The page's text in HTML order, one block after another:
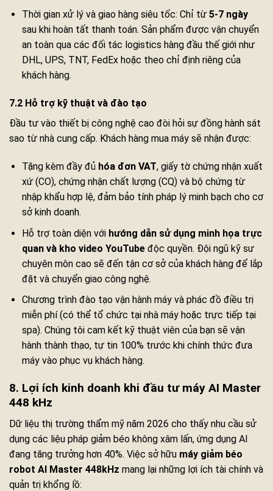
Thời gian xử lý và giao hàng siêu tốc: Chỉ từ 5‑7 ngày
sau khi hoàn tất thanh toán. Sản phẩm được vận chuyển
an toàn qua các đối tác logistics hàng đầu thế giới như
DHL, UPS, TNT, FedEx hoặc theo chỉ định riêng của
khách hàng.
7.2 Hỗ trợ kỹ thuật và đào tạo
Đầu tư vào thiết bị công nghệ cao đòi hỏi sự đồng hành sát
sao từ nhà cung cấp. Khách hàng mua máy sẽ nhận được:
Tặng kèm đầy đủ hóa đơn VAT, giấy tờ chứng nhận xuất
xứ (CO), chứng nhận chất lượng (CQ) và bộ chứng từ
nhập khẩu hợp lệ, đảm bảo tính pháp lý minh bạch cho cơ
sở kinh doanh.
Hỗ trợ toàn diện với hướng dẫn sử dụng minh họa trực
quan và kho video YouTubeđộc quyền. Đội ngũ kỹ sư
chuyên môn cao sẽ đến tận cơ sở của khách hàng để lắp
đặt và chuyển giao công nghệ.
Chương trình đào tạo vận hành máy và phác đồ điều trị
miễn phí (có thể tổ chức tại nhà máy hoặc trực tiếp tại
spa). Chúng tôi cam kết kỹ thuật viên của bạn sẽ vận
hành thành thạo, tự tin 100% trước khi chính thức đưa
máy vào phục vụ khách hàng.
8. Lợi ích kinh doanh khi đầu tư máy AI Master
448 kHz
Dữ liệu thị trường thẩm mỹ năm 2026 cho thấy nhu cầu sử
dụng các liệu pháp giảm béo không xâm lấn, ứng dụng AI
đang tăng trưởng hơn 40%. Việc sở hữu máy giảm béo
robot AI Master 448kHz mang lại những lợi ích tài chính và
quản trị khổng lồ: